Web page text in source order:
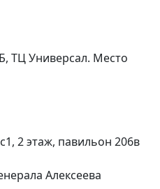
ТЦ Универсал. Место
2 этаж, павильон 206в
Алексеева